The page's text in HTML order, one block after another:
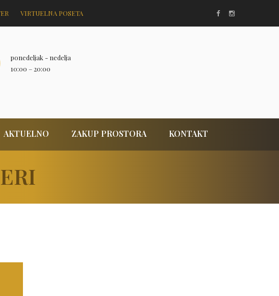
VIRTUELNA POSETA
ponedeljak - nedelja
10:00 – 20:00
AKTUELNO ZAKUP PROSTORA KONTAKT